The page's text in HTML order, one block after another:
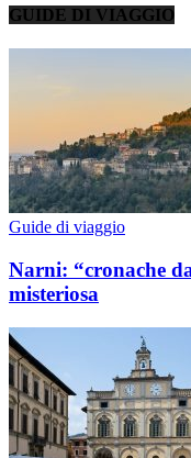
GUIDE DI VIAGGIO
Guide di viaggio
Narni: “cronache
misteriosa